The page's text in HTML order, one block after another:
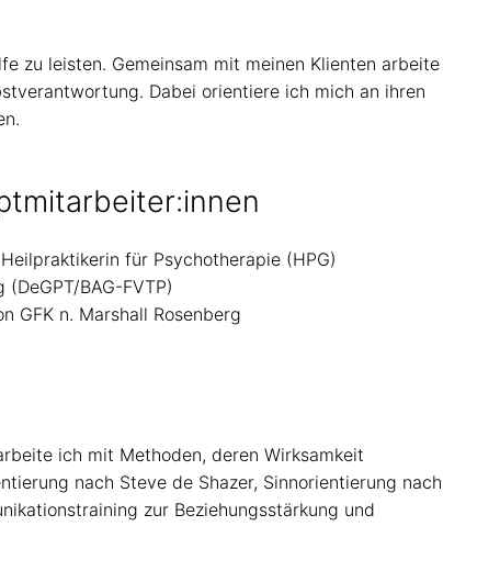
zu leisten. Gemeinsam mit meinen Klienten arbeite
Dabei orientiere ich mich an ihren
für Psychotherapie (HPG)
BAG-FVTP)
GFK n. Marshall Rosenberg
ich mit Methoden, deren Wirksamkeit
nach Steve de Shazer, Sinnorientierung nach
zur Beziehungsstärkung und